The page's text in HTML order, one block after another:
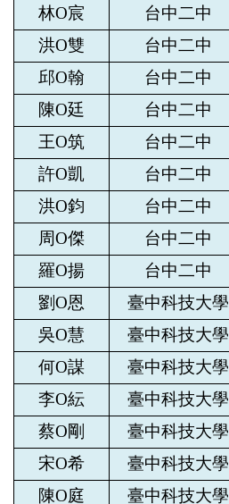
林O宸
台中二中
洪O雙
台中二中
邱O翰
台中二中
陳O廷
台中二中
王O筑
台中二中
許O凱
台中二中
洪O鈞
台中二中
周O傑
台中二中
羅O揚
台中二中
劉O恩
臺中科技大學
吳O慧
臺中科技大學
何O謀
臺中科技大學
李O紜
臺中科技大學
蔡O剛
臺中科技大學
宋O希
臺中科技大學
陳O庭
臺中科技大學